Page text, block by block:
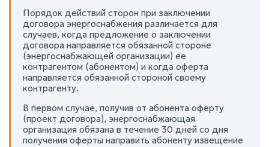
Порядок действий сторон при заключении
договора энергоснабжения различается для
случаев, когда предложение о заключении
договора направляется обязанной стороне
(энергоснабжающей организации) ее
контрагентом (абонентом) и когда оферта
направляется обязанной стороной своему
контрагенту.
В первом случае, получив от абонента оферту
(проект договора), энергоснабжающая
организация обязана в течение 30 дней со дня
получения оферты направить абоненту извещение